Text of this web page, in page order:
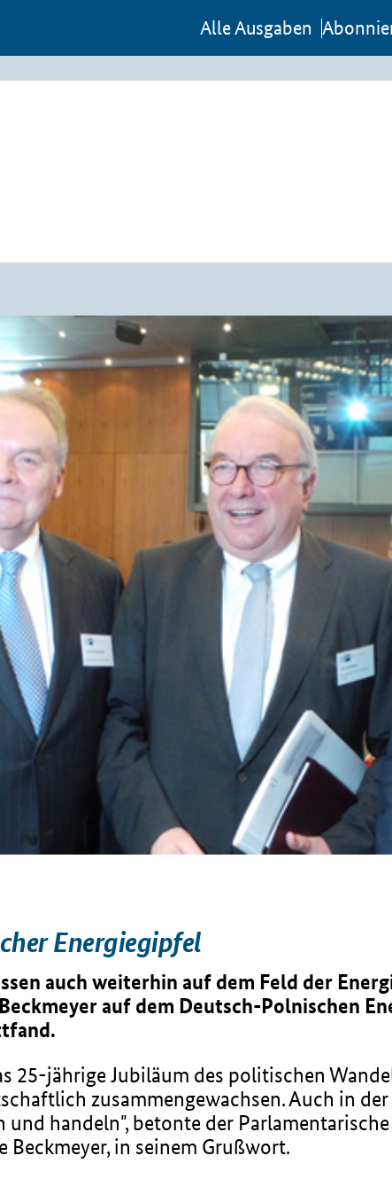
Al­le Aus­ga­ben
Energiegipfel
auch weiterhin auf dem Feld der
auf dem Deutsch-Polnischen
25-jährige Jubiläum des politischen
zusammengewachsen. Auch in
und handeln", betonte der
in seinem Grußwort.